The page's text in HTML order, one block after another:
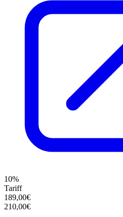
10%
Tariff
189,00€
210,00€